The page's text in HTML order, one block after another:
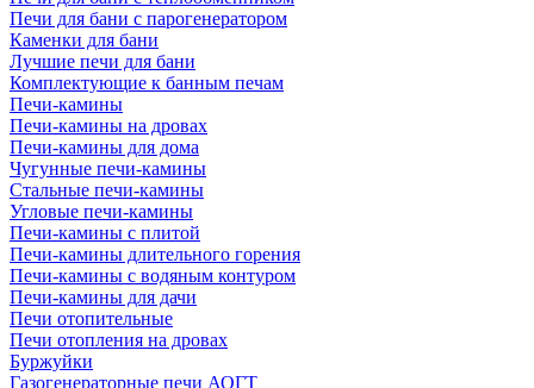
Печи для бани с парогенератором
Каменки для бани
Лучшие печи для бани
Комплектующие к банным печам
Печи-камины
Печи-камины на дровах
Печи-камины для дома
Чугунные печи-камины
Стальные печи-камины
Угловые печи-камины
Печи-камины с плитой
Печи-камины длительного горения
Печи-камины с водяным контуром
Печи-камины для дачи
Печи отопительные
Печи отопления на дровах
Буржуйки
Газогенераторные печи АОГТ